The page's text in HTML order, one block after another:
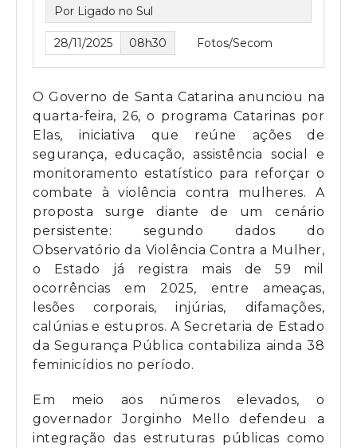
Por Ligado no Sul
28/11/2025 08h30 Fotos/Secom
O Governo de Santa Catarina anunciou na
quarta-feira, 26, o programa Catarinas por
Elas, iniciativa que reúne ações de
segurança, educação, assistência social e
monitoramento estatístico para reforçar o
combate à violência contra mulheres. A
proposta surge diante de um cenário
persistente: segundo dados do
Observatório da Violência Contra a Mulher,
o Estado já registra mais de 59 mil
ocorrências em 2025, entre ameaças,
lesões corporais, injúrias, difamações,
calúnias e estupros. A Secretaria de Estado
da Segurança Pública contabiliza ainda 38
feminicídios no período.
Em meio aos números elevados, o
governador Jorginho Mello defendeu a
integração das estruturas públicas como